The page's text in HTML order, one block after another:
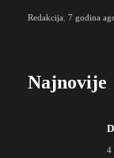
Redakcija 7 godina
Najnovije
4